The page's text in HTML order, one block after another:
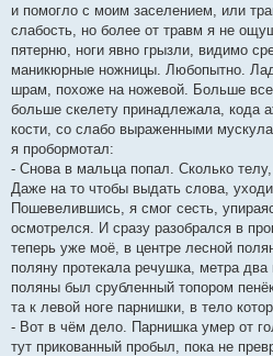
и помогло с моим заселением, или
слабость, но более от травм я не
пятерню, ноги явно грызли, видимо
маникюрные ножницы. Любопытно.
шрам, похоже на ножевой. Больше
больше скелету принадлежала, кода
кости, со слабо выраженными
я пробормотал:
- Снова в мальца попал. Сколько
Даже на то чтобы выдать слова,
Пошевелившись, я смог сесть,
осмотрелся. И сразу разобрался в
теперь уже моё, в центре лесной
поляну протекала речушка, метра
поляны был срубленный топором
та к левой ноге парнишки, в тело
- Вот в чём дело. Парнишка умер от
тут прикованный пробыл, пока не